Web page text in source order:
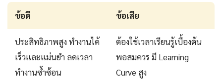
ข้อดี ข้อเสีย
ประสิทธิภาพสูง ทำงานได้
เร็วและแม่นยำ ลดเวลา
ทำงานซ้ำซ้อน
ต้องใช้เวลาเรียนรู้เบื้องต้น
พอสมควร มี Learning
Curve สูง